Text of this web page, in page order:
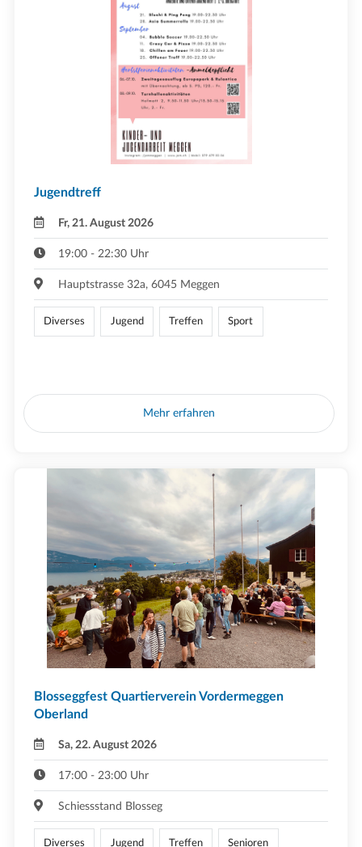
Jugendtreff
Fr, 21. August 2026
19:00 - 22:30 Uhr
Hauptstrasse 32a, 6045 Meggen
Diverses Jugend Treffen Sport
Mehr erfahren
Blosseggfest Quartierverein Vordermeggen
Oberland
Sa, 22. August 2026
17:00 - 23:00 Uhr
Schiessstand Blosseg
Diverses Jugend Treffen Senioren